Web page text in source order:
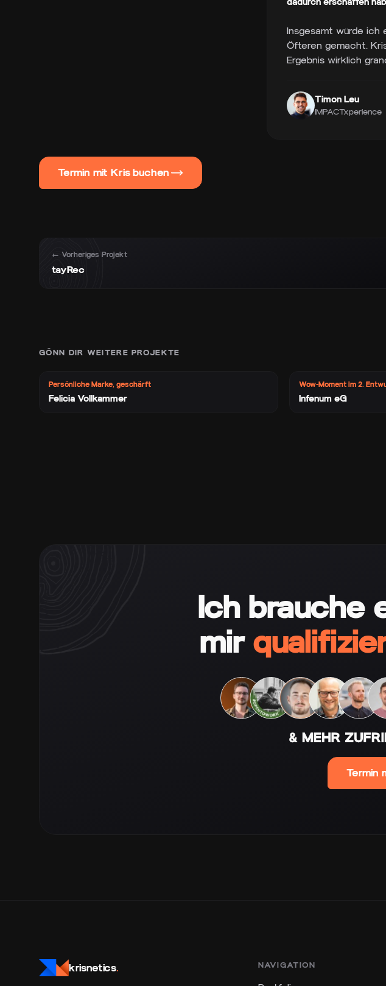
Insgesamt würde ich
Öfteren gemacht.
Ergebnis wirklich
Timon Leu
IMPACTxperience
Termin mit Kris buchen
← Vorheriges Projekt
tayRec
GÖNN DIR WEITERE PROJEKTE
Persönliche Marke, geschärft
Felicia Vollkammer
Wow-Moment im 2.
Infenum eG
Ich brauche
mir
Termin
krisnetics. NAVIGATION